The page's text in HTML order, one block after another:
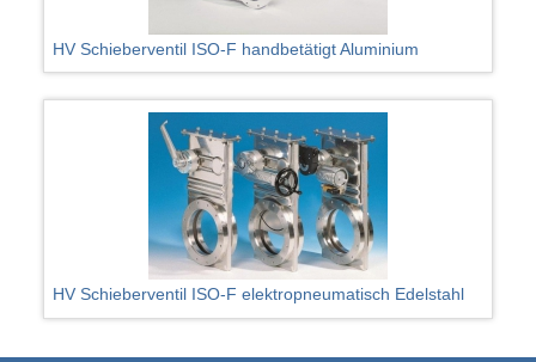
HV Schieberventil ISO-F handbetätigt Aluminium
HV Schieberventil ISO-F elektropneumatisch Edelstahl